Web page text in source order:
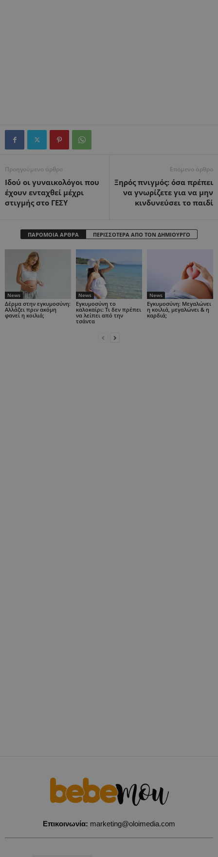
Προηγούμενο άρθρο
Ιδού οι γυναικολόγοι που
έχουν ενταχθεί μέχρι
στιγμής στο ΓΕΣΥ
Επόμενο άρθρο
Ξηρός πνιγμός: όσα πρέπει
να γνωρίζετε για να μην
κινδυνεύσει το παιδί
ΠΑΡΟΜΟΙΑ ΑΡΘΡΑ ΠΕΡΙΣΣΟΤΕΡΑ ΑΠΟ ΤΟΝ ΔΗΜΙΟΥΡΓΟ
News
Δέρμα στην εγκυμοσύνη:
Αλλάζει πριν ακόμη
φανεί η κοιλιά;
News
Εγκυμοσύνη το
καλοκαίρι: Τι δεν πρέπει
να λείπει από την
τσάντα
News
Εγκυμοσύνη: Μεγαλώνει
η κοιλιά, μεγαλώνει & η
καρδιά;
Επικοινωνία: marketing@oloimedia.com